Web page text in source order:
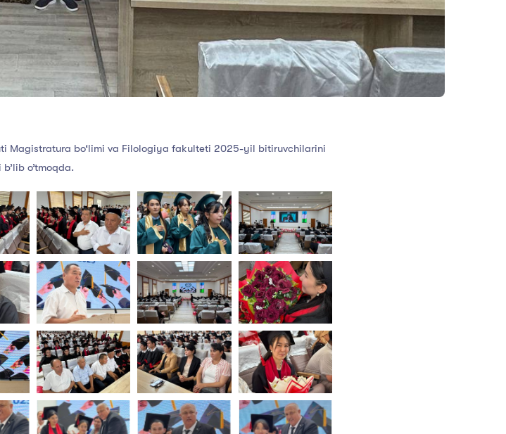
Magistratura bo‘limi va Filologiya fakulteti 2025-yil bitiruvchilarini
o’tmoqda.